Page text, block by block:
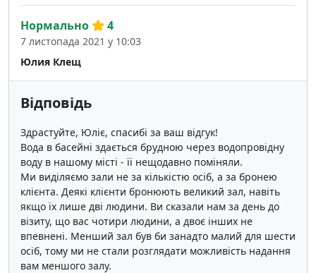
Юлия Клещ
Нормально 4
7 листопада 2021 у 10:03
Відповідь
Здрастуйте, Юліє, спасибі за ваш відгук!
Вода в басейні здається брудною через водопровідну
воду в нашому місті - її нещодавно поміняли.
Ми виділяємо зали не за кількістю осіб, а за бронею
клієнта. Деякі клієнти бронюють великий зал, навіть
якщо їх лише дві людини. Ви сказали нам за день до
візиту, що вас чотири людини, а двоє інших не
впевнені. Менший зал був би занадто малий для шести
осіб, тому ми не стали розглядати можливість надання
вам меншого залу.